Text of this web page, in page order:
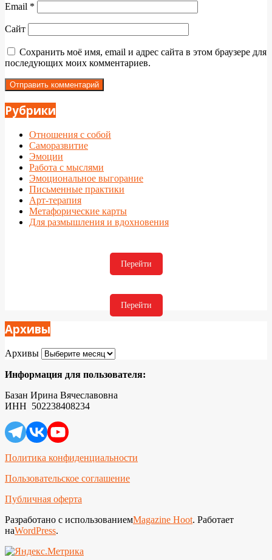
Email *
Сайт
Сохранить моё имя, email и адрес сайта в этом браузере для
последующих моих комментариев.
Рубрики
Отношения с собой
Саморазвитие
Эмоции
Работа с мыслями
Эмоциональное выгорание
Письменные практики
Арт-терапия
Метафорические карты
Для размышления и вдохновения
Перейти
Перейти
Архивы
Архивы
Информация для пользователя:
Базан Ирина Вячеславовна
ИНН 502238408234
Политика конфиденциальности
Пользовательское соглашение
Публичная оферта
Разработано с использованиемMagazine Hoot. Работает
наWordPress.